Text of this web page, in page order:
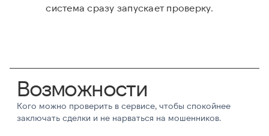
система сразу запускает проверку.
Возможности
Кого можно проверить в сервисе, чтобы спокойнее
заключать сделки и не нарваться на мошенников.